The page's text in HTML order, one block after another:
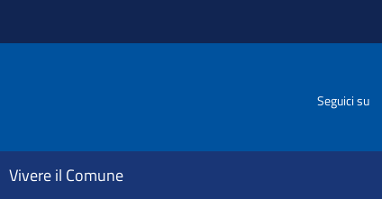
Seguici su
Vivere il Comune